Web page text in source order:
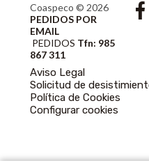
Coaspeco © 2026
PEDIDOS POR
EMAIL
PEDIDOS Tfn: 985
867 311
Aviso Legal
Solicitud de
Política de Cookies
Configurar cookies